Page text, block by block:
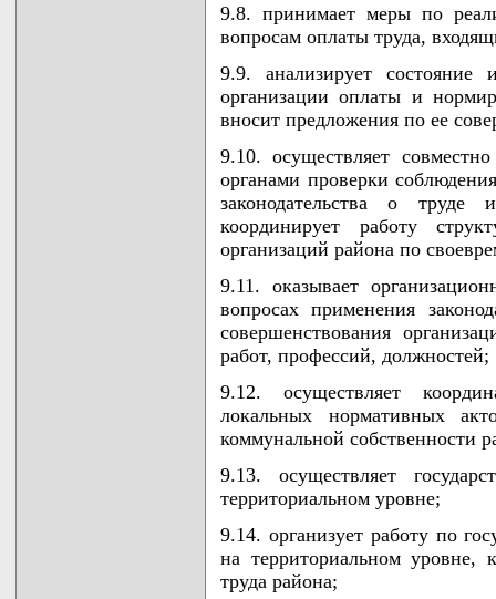
9.8. принимает меры по
вопросам оплаты труда,
9.9. анализирует
организации оплаты и
вносит предложения по ее
9.10. осуществляет
органами проверки
законодательства о труде
координирует работу
организаций района по
9.11. оказывает
вопросах применения
совершенствования
работ, профессий, должностей;
9.12. осуществляет
локальных нормативных
коммунальной собственности
9.13. осуществляет
территориальном уровне;
9.14. организует работу по
на территориальном уровне,
труда района;